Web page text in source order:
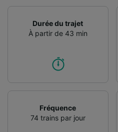
Durée du trajet
À partir de 43 min
Fréquence
74 trains par jour